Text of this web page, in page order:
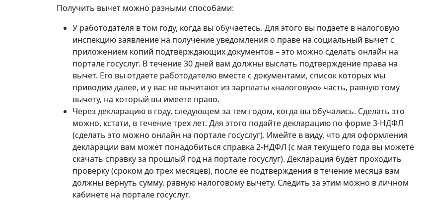
Получить вычет можно разными способами:
У работодателя в том году, когда вы обучаетесь. Для этого вы подаете в налоговую
инспекцию заявление на получение уведомления о праве на социальный вычет с
приложением копий подтверждающих документов – это можно сделать онлайн на
портале госуслуг. В течение 30 дней вам должны выслать подтверждение права на
вычет. Его вы отдаете работодателю вместе с документами, список которых мы
приводим далее, и у вас не вычитают из зарплаты «налоговую» часть, равную тому
вычету, на который вы имеете право.
Через декларацию в году, следующем за тем годом, когда вы обучались. Сделать это
можно, кстати, в течение трех лет. Для этого подайте декларацию по форме 3-НДФЛ
(сделать это можно онлайн на портале госуслуг). Имейте в виду, что для оформления
декларации вам может понадобиться справка 2-НДФЛ (с мая текущего года вы можете
скачать справку за прошлый год на портале госуслуг). Декларация будет проходить
проверку (сроком до трех месяцев), после ее подтверждения в течение месяца вам
должны вернуть сумму, равную налоговому вычету. Следить за этим можно в личном
кабинете на портале госуслуг.